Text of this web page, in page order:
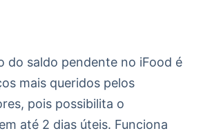
do saldo pendente no iFood é
mais queridos pelos
pois possibilita o
até 2 dias úteis. Funciona